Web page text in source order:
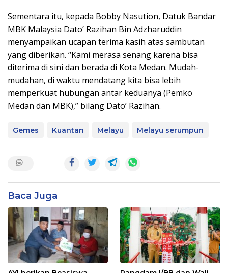
Sementara itu, kepada Bobby Nasution, Datuk Bandar
MBK Malaysia Dato’ Razihan Bin Adzharuddin
menyampaikan ucapan terima kasih atas sambutan
yang diberikan. “Kami merasa senang karena bisa
diterima di sini dan berada di Kota Medan. Mudah-
mudahan, di waktu mendatang kita bisa lebih
memperkuat hubungan antar keduanya (Pemko
Medan dan MBK),” bilang Dato’ Razihan.
Gemes Kuantan Melayu Melayu serumpun
Baca Juga